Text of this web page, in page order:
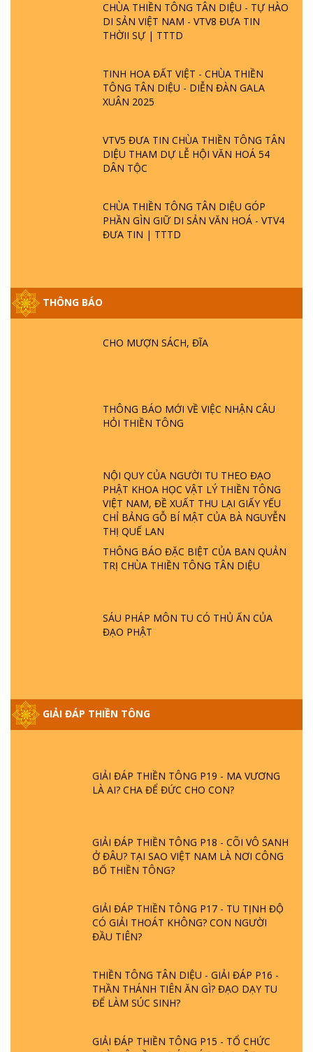
CHÙA THIỀN TÔNG TÂN DIỆU - TỰ HÀO
DI SẢN VIỆT NAM - VTV8 ĐƯA TIN
THỜII SỰ | TTTD
TINH HOA ĐẤT VIỆT - CHÙA THIỀN
TÔNG TÂN DIỆU - DIỄN ĐÀN GALA
XUÂN 2025
VTV5 ĐƯA TIN CHÙA THIỀN TÔNG TÂN
DIỆU THAM DỰ LỄ HỘI VĂN HOÁ 54
DÂN TỘC
CHÙA THIỀN TÔNG TÂN DIỆU GÓP
PHẦN GÌN GIỮ DI SẢN VĂN HOÁ - VTV4
ĐƯA TIN | TTTD
THÔNG BÁO
CHO MƯỢN SÁCH, ĐĨA
THÔNG BÁO MỚI VỀ VIỆC NHẬN CÂU
HỎI THIỀN TÔNG
NỘI QUY CỦA NGƯỜI TU THEO ĐẠO
PHẬT KHOA HỌC VẬT LÝ THIỀN TÔNG
VIỆT NAM, ĐỀ XUẤT THU LẠI GIẤY YẾU
CHỈ BẢNG GỖ BÍ MẬT CỦA BÀ NGUYỄN
THỊ QUẾ LAN
THÔNG BÁO ĐẶC BIỆT CỦA BAN QUẢN
TRỊ CHÙA THIỀN TÔNG TÂN DIỆU
SÁU PHÁP MÔN TU CÓ THỦ ẤN CỦA
ĐẠO PHẬT
GIẢI ĐÁP THIỀN TÔNG
GIẢI ĐÁP ĐẶC BIỆT P25 - SUỐT 49 NĂM
PHẬT KHÔNG NÓI? HỘI LONG HOA LÀ
TTTD
GIẢI ĐÁP THIỀN TÔNG ĐẶC BIỆT P22 - TẠI
SAO TRÁI ĐẤT NHIỀU THIÊN TAI - LŨ LỤT
- HỎA HOẠN | TTTD
GIẢI ĐÁP THIỀN TÔNG ĐẶC BIỆT P21 - TẠI
GIẢI ĐÁP VỀ LỄ TIỄN THIỀN TÔNG SƯ
GIẢI ĐÁP THIỀN TÔNG ĐẶC BIỆT PHẦN 20
- BÁC NGUYỄN NHÂN LÀ AI? PHIỀN NÃO
DO ĐÂU MÀ CÓ?
GIẢI ĐÁP THIỀN TÔNG P19 - MA VƯƠNG
LÀ AI? CHA ĐỂ ĐỨC CHO CON?
GIẢI ĐÁP THIỀN TÔNG P18 - CÕI VÔ SANH
Ở ĐÂU? TẠI SAO VIỆT NAM LÀ NƠI CÔNG
BỐ THIỀN TÔNG?
GIẢI ĐÁP THIỀN TÔNG P17 - TU TỊNH ĐỘ
CÓ GIẢI THOÁT KHÔNG? CON NGƯỜI
ĐẦU TIÊN?
THIỀN TÔNG TÂN DIỆU - GIẢI ĐÁP P16 -
THẦN THÁNH TIÊN ĂN GÌ? ĐẠO DẠY TU
ĐỂ LÀM SÚC SINH?
GIẢI ĐÁP THIỀN TÔNG P15 - TỔ CHỨC
LOÀI CÔ HỒN - GIÁO LÝ ĐẠO PHẬT KHI